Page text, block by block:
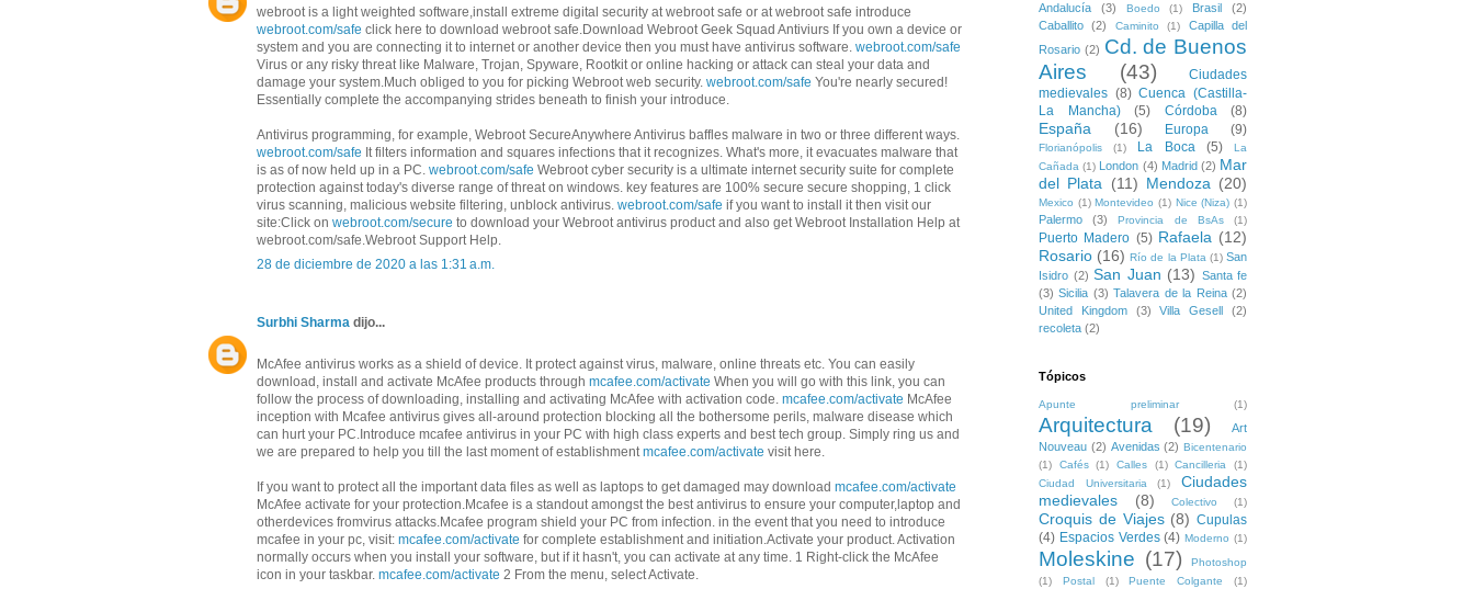
webroot is a light weighted software,install extreme digital security at webroot safe or at webroot safe introduce
webroot.com/safe click here to download webroot safe.Download Webroot Geek Squad Antiviurs If you own a device or
system and you are connecting it to internet or another device then you must have antivirus software. webroot.com/safe
Virus or any risky threat like Malware, Trojan, Spyware, Rootkit or online hacking or attack can steal your data and
damage your system.Much obliged to you for picking Webroot web security. webroot.com/safe You're nearly secured!
Essentially complete the accompanying strides beneath to finish your introduce.
Antivirus programming, for example, Webroot SecureAnywhere Antivirus baffles malware in two or three different ways.
webroot.com/safe It filters information and squares infections that it recognizes. What's more, it evacuates malware that
is as of now held up in a PC. webroot.com/safe Webroot cyber security is a ultimate internet security suite for complete
protection against today's diverse range of threat on windows. key features are 100% secure secure shopping, 1 click
virus scanning, malicious website filtering, unblock antivirus. webroot.com/safe if you want to install it then visit our
site:Click on webroot.com/secure to download your Webroot antivirus product and also get Webroot Installation Help at
webroot.com/safe.Webroot Support Help.
28 de diciembre de 2020 a las 1:31 a.m.
Surbhi Sharma dijo...
McAfee antivirus works as a shield of device. It protect against virus, malware, online threats etc. You can easily
download, install and activate McAfee products through mcafee.com/activate When you will go with this link, you can
follow the process of downloading, installing and activating McAfee with activation code. mcafee.com/activate McAfee
inception with Mcafee antivirus gives all-around protection blocking all the bothersome perils, malware disease which
can hurt your PC.Introduce mcafee antivirus in your PC with high class experts and best tech group. Simply ring us and
we are prepared to help you till the last moment of establishmentmcafee.com/activate visit here.
If you want to protect all the important data files as well as laptops to get damaged may download mcafee.com/activate
McAfee activate for your protection.Mcafee is a standout amongst the best antivirus to ensure your computer,laptop and
otherdevices fromvirus attacks.Mcafee program shield your PC from infection. in the event that you need to introduce
mcafee in your pc, visit: mcafee.com/activate for complete establishment and initiation.Activate your product. Activation
normally occurs when you install your software, but if it hasn't, you can activate at any time. 1 Right-click the McAfee
icon in your taskbar. mcafee.com/activate 2 From the menu, select Activate.
Andalucía (3) Boedo (1) Brasil
(2)
Caballito
(2) Caminito (1)
Capilla del
Rosario (2) Cd. de Buenos
Aires
(43)
Ciudades
medievales (8) Cuenca (Castilla-
La Mancha)
(5) Córdoba (8)
España (16) Europa (9)
Florianópolis (1) La Boca (5)
La
Cañada (1) London (4) Madrid (2) Mar
del Plata (11) Mendoza (20)
Mexico (1) Montevideo (1) Nice (Niza) (1)
Palermo (3) Provincia de BsAs (1)
Puerto Madero (5) Rafaela (12)
Rosario (16) Río de la Plata (1) San
Isidro (2) San Juan (13) Santa fe
(3) Sicilia (3) Talavera de la Reina (2)
United Kingdom
(3) Villa Gesell
(2)
recoleta (2)
Tópicos
Apunte preliminar (1)
Arquitectura (19)
Art
Nouveau (2) Avenidas (2) Bicentenario
(1)
Cafés (1) Calles (1) Cancilleria
(1)
Ciudad Universitaria
(1)
Ciudades
medievales
(8) Colectivo (1)
Croquis de Viajes (8) Cupulas
(4) Espacios Verdes (4) Moderno (1)
Moleskine (17)
Photoshop
(1)
Postal (1) Puente Colgante (1)